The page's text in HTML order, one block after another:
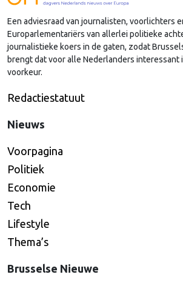
lobby in Brussel, en dat komt vooral
Continued
Een adviesraad van journalisten, voorlichters
Europarlementariërs van allerlei politieke
journalistieke koers in de gaten, zodat
brengt dat voor alle Nederlanders interessant
voorkeur.
Redactiestatuut
Nieuws
Voorpagina
Politiek
Economie
Tech
Lifestyle
Thema’s
Brusselse Nieuwe